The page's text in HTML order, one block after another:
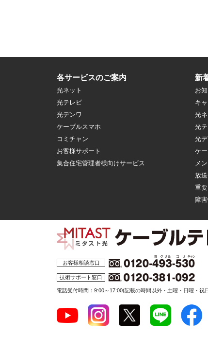
各サービスのご案内
光ネット
光テレビ
光デンワ
ケーブルスマホ
コミチャン
お客様サポート
集合住宅管理者様向けサービス
新
お
キ
光
光
光
ケ
メ
放
重
障
お客様相談窓口
技術サポート窓口
電話受付時間：9:00～17:00(記載の時間以外・土曜・日曜・祝